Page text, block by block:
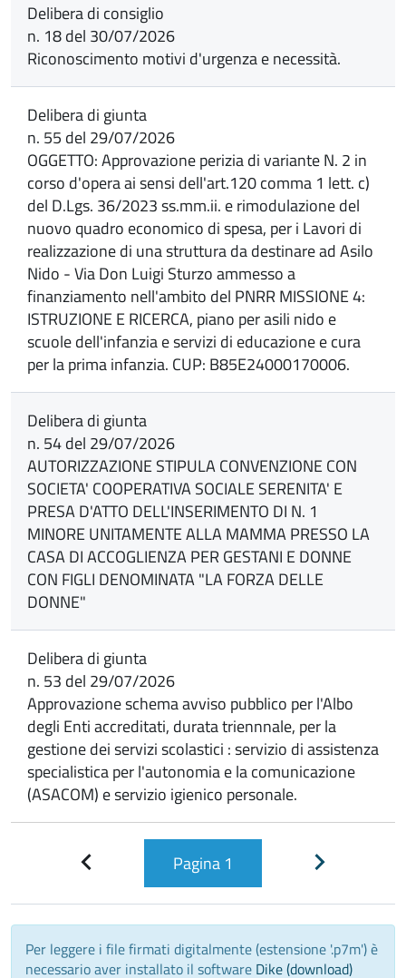
Delibera di consiglio
n. 18 del 30/07/2026
Riconoscimento motivi d'urgenza e necessità.
Delibera di giunta
n. 55 del 29/07/2026
OGGETTO: Approvazione perizia di variante N. 2 in
corso d'opera ai sensi dell'art.120 comma 1 lett. c)
del D.Lgs. 36/2023 ss.mm.ii. e rimodulazione del
nuovo quadro economico di spesa, per i Lavori di
realizzazione di una struttura da destinare ad Asilo
Nido - Via Don Luigi Sturzo ammesso a
finanziamento nell'ambito del PNRR MISSIONE 4:
ISTRUZIONE E RICERCA, piano per asili nido e
scuole dell'infanzia e servizi di educazione e cura
per la prima infanzia. CUP: B85E24000170006.
Delibera di giunta
n. 54 del 29/07/2026
AUTORIZZAZIONE STIPULA CONVENZIONE CON
SOCIETA' COOPERATIVA SOCIALE SERENITA' E
PRESA D'ATTO DELL'INSERIMENTO DI N. 1
MINORE UNITAMENTE ALLA MAMMA PRESSO LA
CASA DI ACCOGLIENZA PER GESTANI E DONNE
CON FIGLI DENOMINATA "LA FORZA DELLE
DONNE"
Delibera di giunta
n. 53 del 29/07/2026
Approvazione schema avviso pubblico per l'Albo
degli Enti accreditati, durata triennnale, per la
gestione dei servizi scolastici : servizio di assistenza
specialistica per l'autonomia e la comunicazione
(ASACOM) e servizio igienico personale.
Pagina 1
Per leggere i file firmati digitalmente (estensione '.p7m') è
necessario aver installato il software Dike (download)